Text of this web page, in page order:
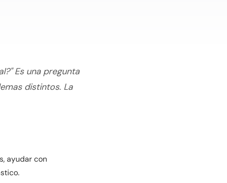
Es una pregunta
distintos. La
ayudar con